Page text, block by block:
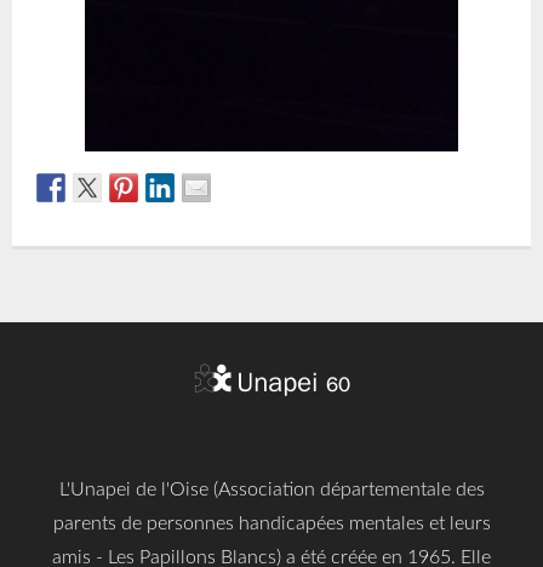
L'Unapei de l'Oise (Association départementale des
parents de personnes handicapées mentales et leurs
amis - Les Papillons Blancs) a été créée en 1965. Elle